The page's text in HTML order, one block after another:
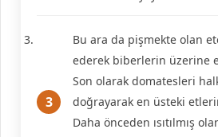
Bu ara da pişmekte olan
ederek biberlerin üzerine
Son olarak domatesleri
doğrayarak en üsteki
Daha önceden ısıtılmış